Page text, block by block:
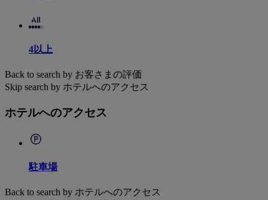
4以上
Back to search by お客さまの評価
Skip search by ホテルへのアクセス
ホテルへのアクセス
駐車場
Back to search by ホテルへのアクセス